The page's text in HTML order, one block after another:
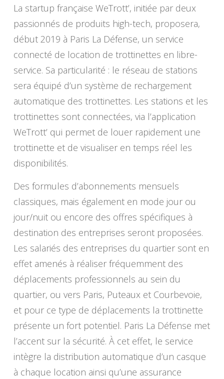
La startup française WeTrott’, initiée par deux
passionnés de produits high-tech, proposera,
début 2019 à Paris La Défense, un service
connecté de location de trottinettes en libre-
service. Sa particularité : le réseau de stations
sera équipé d’un système de rechargement
automatique des trottinettes. Les stations et les
trottinettes sont connectées, via l’application
WeTrott’ qui permet de louer rapidement une
trottinette et de visualiser en temps réel les
disponibilités.
Des formules d’abonnements mensuels
classiques, mais également en mode jour ou
jour/nuit ou encore des offres spécifiques à
destination des entreprises seront proposées.
Les salariés des entreprises du quartier sont en
effet amenés à réaliser fréquemment des
déplacements professionnels au sein du
quartier, ou vers Paris, Puteaux et Courbevoie,
et pour ce type de déplacements la trottinette
présente un fort potentiel. Paris La Défense met
l’accent sur la sécurité. À cet effet, le service
intègre la distribution automatique d’un casque
à chaque location ainsi qu’une assurance